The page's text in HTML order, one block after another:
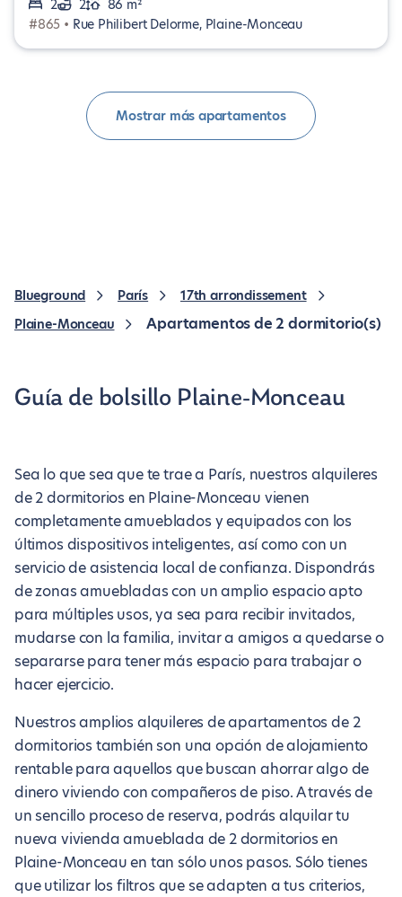
2 2
86 m²
#865 • Rue Philibert Delorme, Plaine-Monceau
Mostrar más apartamentos
Blueground París
17th arrondissement
Plaine-Monceau
Apartamentos de 2 dormitorio(s)
Guía de bolsillo Plaine-Monceau
Sea lo que sea que te trae a París, nuestros alquileres
de 2 dormitorios en Plaine-Monceau vienen
completamente amueblados y equipados con los
últimos dispositivos inteligentes, así como con un
servicio de asistencia local de confianza. Dispondrás
de zonas amuebladas con un amplio espacio apto
para múltiples usos, ya sea para recibir invitados,
mudarse con la familia, invitar a amigos a quedarse o
separarse para tener más espacio para trabajar o
hacer ejercicio.
Nuestros amplios alquileres de apartamentos de 2
dormitorios también son una opción de alojamiento
rentable para aquellos que buscan ahorrar algo de
dinero viviendo con compañeros de piso. A través de
un sencillo proceso de reserva, podrás alquilar tu
nueva vivienda amueblada de 2 dormitorios en
Plaine-Monceau en tan sólo unos pasos. Sólo tienes
que utilizar los filtros que se adapten a tus criterios,